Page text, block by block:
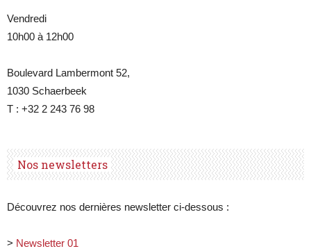
Vendredi
10h00 à 12h00
Boulevard Lambermont 52,
1030 Schaerbeek
T : +32 2 243 76 98
Nos newsletters
Découvrez nos dernières newsletter ci-dessous :
> Newsletter 01